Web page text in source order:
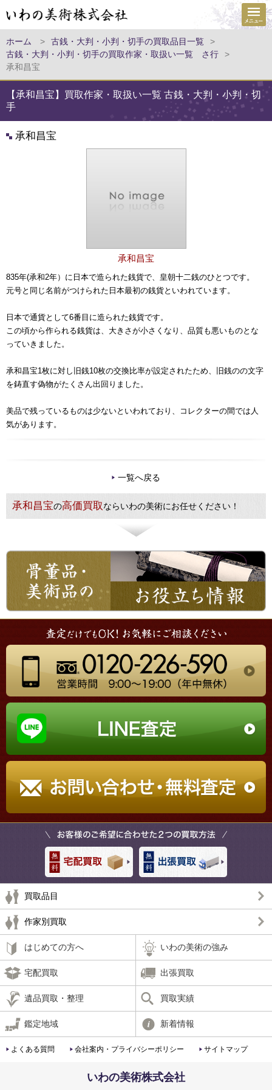
ホーム > 古銭・大判・小判・切手の買取品目一覧
>
古銭・大判・小判・切手の買取作家・取扱い一覧 さ行
>
承和昌宝
【承和昌宝】買取作家・取扱い一覧 古銭・大判・小判・切
手
承和昌宝
承和昌宝
835年(承和2年）に日本で造られた銭貨で、皇朝十二銭のひとつです。
元号と同じ名前がつけられた日本最初の銭貨といわれています。
日本で通貨として6番目に造られた銭貨です。
この頃から作られる銭貨は、大きさが小さくなり、品質も悪いものとな
っていきました。
承和昌宝1枚に対し旧銭10枚の交換比率が設定されたため、旧銭のの文字
を鋳直す偽物がたくさん出回りました。
美品で残っているものは少ないといわれており、コレクターの間では人
気があります。
一覧へ戻る
承和昌宝の高価買取ならいわの美術にお任せください！
買取品目
作家別買取
はじめての方へ いわの美術の強み
宅配買取 出張買取
遺品買取・整理 買取実績
鑑定地域 新着情報
よくある質問 会社案内・プライバシーポリシー サイトマップ
いわの美術株式会社